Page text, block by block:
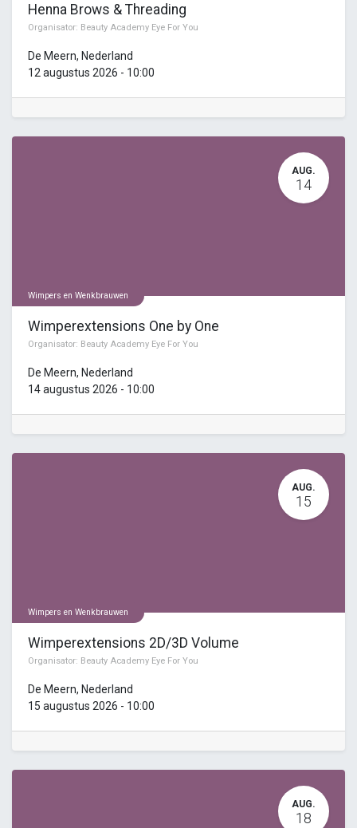
Henna Brows & Threading
Organisator: Beauty Academy Eye For You
De Meern, Nederland
12 augustus 2026 - 10:00
AUG.
14
Wimpers en Wenkbrauwen
Wimperextensions One by One
Organisator: Beauty Academy Eye For You
De Meern, Nederland
14 augustus 2026 - 10:00
AUG.
15
Wimpers en Wenkbrauwen
Wimperextensions 2D/3D Volume
Organisator: Beauty Academy Eye For You
De Meern, Nederland
15 augustus 2026 - 10:00
AUG.
18